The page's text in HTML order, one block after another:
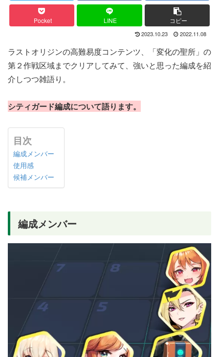
Pocket LINE コピー
2023.10.23 2022.11.08
ラストオリジンの高難易度コンテンツ、「変化の聖所」の
第２作戦区域までクリアしてみて、強いと思った編成を紹
介しつつ雑語り。
シティガード編成について語ります。
目次
編成メンバー
使用感
候補メンバー
編成メンバー